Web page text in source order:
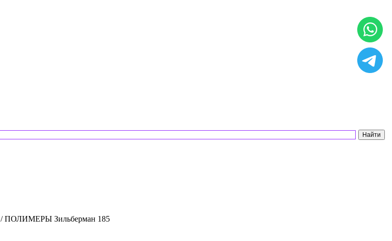
/ ПОЛИМЕРЫ Зильберман 185